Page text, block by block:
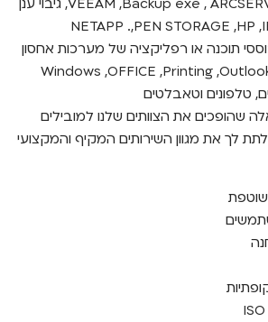
טלפונים וטאבלטים
שהופכים את הצוותים שלנו למובילים
לך את מגוון השירותים המקיף והמקצועי